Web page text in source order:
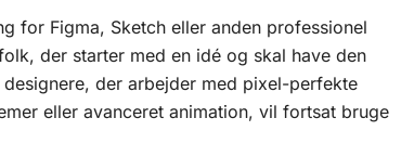
for Figma, Sketch eller anden professionel
der starter med en idé og skal have den
der arbejder med pixel-perfekte
eller avanceret animation, vil fortsat bruge